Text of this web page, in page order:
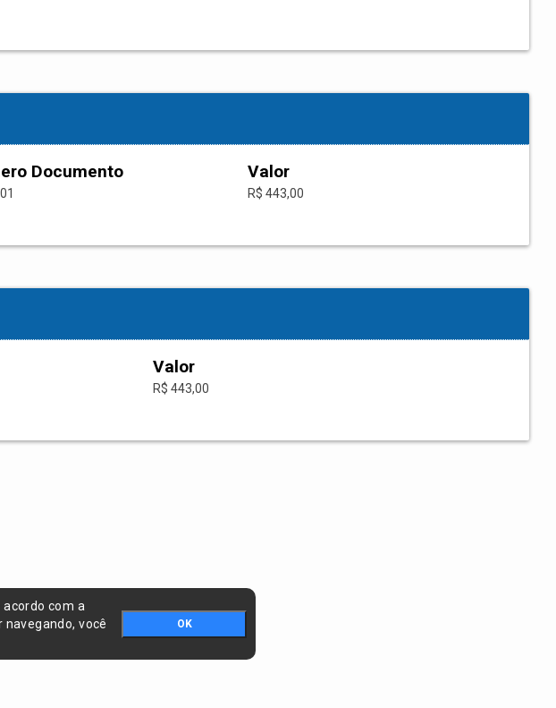
Documento Valor
R$ 443,00
Valor
R$ 443,00
com a
navegando, você
OK